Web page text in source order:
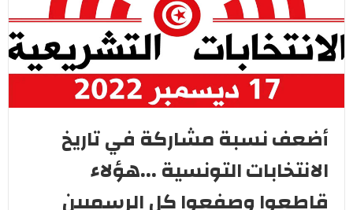
أضعف نسبة مشاركة في تاريخ
الانتخابات التونسية ...هؤلاء
قاطعوا وصفعوا كل الرسميين